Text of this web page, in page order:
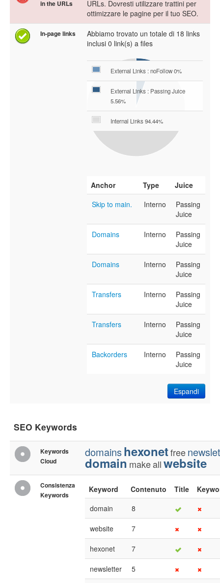
in the URLs
URLs. Dovresti utilizzare trattini per
ottimizzare le pagine per il tuo SEO.
In-page links
Abbiamo trovato un totale di 18 links
inclusi 0 link(s) a files
External Links : noFollow 0%
External Links : Passing Juice
5.56%
Internal Links 94.44%
Anchor Type
Juice
Skip to main.
Interno
Passing
Juice
Domains Interno
Passing
Juice
Domains Interno
Passing
Juice
Transfers Interno
Passing
Juice
Transfers Interno
Passing
Juice
Backorders Interno
Passing
Juice
Espandi
SEO Keywords
Keywords
Cloud
domainshexonetfree
domain makeallwebsite
Consistenza
Keywords
Keyword Contenuto Title
domain
8
website 7
hexonet 7
newsletter 5